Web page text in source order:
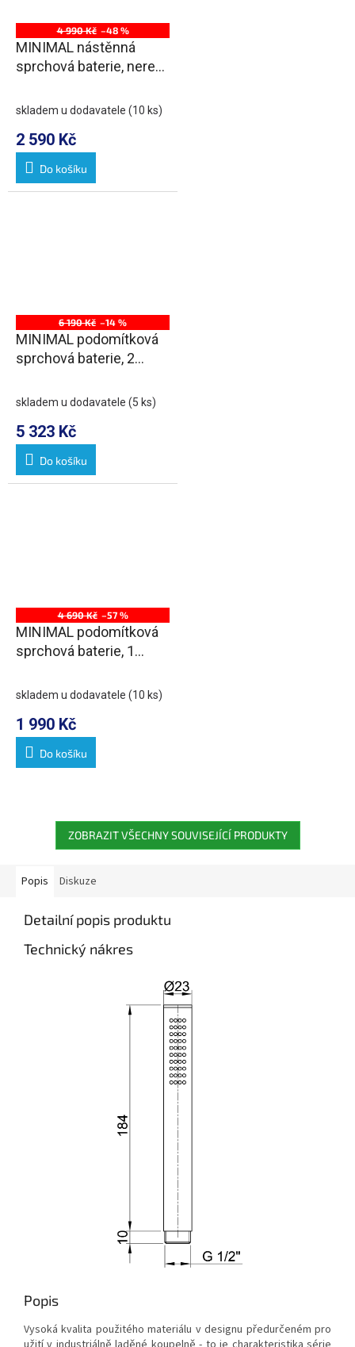
4 990 Kč –48 %
MINIMAL nástěnná
sprchová baterie, nerez
skladem u dodavatele (10 ks)
2 590 Kč
Do košíku
6 190 Kč –14 %
MINIMAL podomítková
sprchová baterie, 2
skladem u dodavatele (5 ks)
5 323 Kč
Do košíku
4 690 Kč –57 %
MINIMAL podomítková
sprchová baterie, 1
skladem u dodavatele (10 ks)
1 990 Kč
Do košíku
ZOBRAZIT VŠECHNY SOUVISEJÍCÍ PRODUKTY
Popis Diskuze
Detailní popis produktu
Technický nákres
Popis
Vysoká kvalita použitého materiálu v designu předurčeném pro